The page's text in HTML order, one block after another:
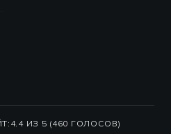
4.4 ИЗ 5 (460 ГОЛОСОВ)